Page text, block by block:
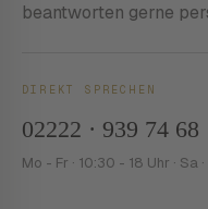
beantworten gerne
DIREKT SPRECHEN
02222 · 939 74 68
Mo - Fr · 10:30 - 18 Uhr · Sa